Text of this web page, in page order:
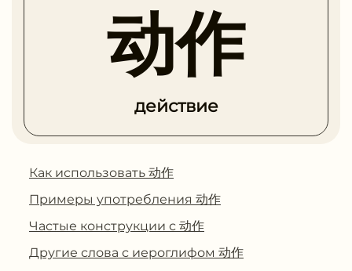
动作
действие
Как использовать 动作
Примеры употребления 动作
Частые конструкции с 动作
Другие слова с иероглифом 动作